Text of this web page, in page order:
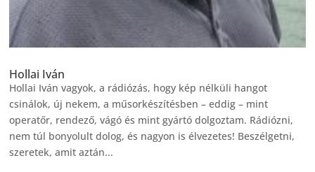
Hollai Iván
Hollai Iván vagyok, a rádiózás, hogy kép nélküli hangot
csinálok, új nekem, a műsorkészítésben – eddig – mint
operatőr, rendező, vágó és mint gyártó dolgoztam. Rádiózni,
nem túl bonyolult dolog, és nagyon is élvezetes! Beszélgetni,
szeretek, amit aztán...